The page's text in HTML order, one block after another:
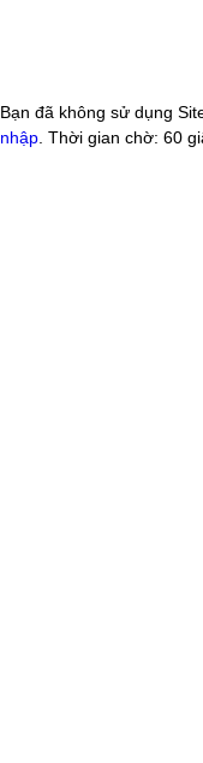
Bạn đã không sử dụng
nhập . Thời gian chờ: 60